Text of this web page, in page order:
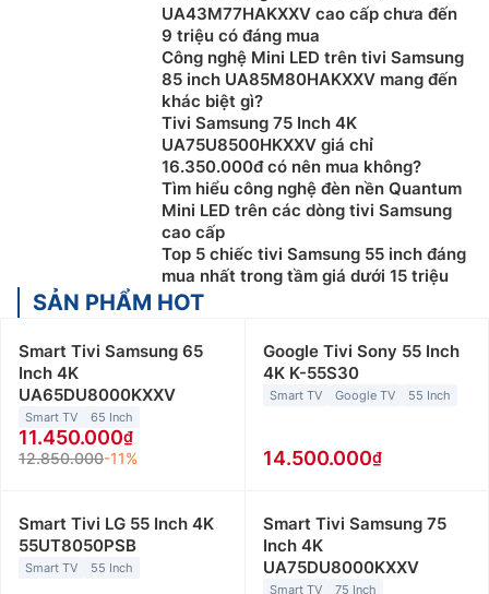
UA43M77HAKXXV cao cấp chưa đến
9 triệu có đáng mua
Công nghệ Mini LED trên tivi Samsung
85 inch UA85M80HAKXXV mang đến
khác biệt gì?
Tivi Samsung 75 Inch 4K
UA75U8500HKXXV giá chỉ
16.350.000đ có nên mua không?
Tìm hiểu công nghệ đèn nền Quantum
Mini LED trên các dòng tivi Samsung
cao cấp
Top 5 chiếc tivi Samsung 55 inch đáng
mua nhất trong tầm giá dưới 15 triệu
SẢN PHẨM HOT
Smart Tivi Samsung 65
Inch 4K
UA65DU8000KXXV
Smart TV 65 Inch
11.450.000
12.850.000-11%
Google Tivi Sony 55 Inch
4K K-55S30
Smart TV Google TV 55 Inch
14.500.000
Smart Tivi LG 55 Inch 4K
55UT8050PSB
Smart TV 55 Inch
Smart Tivi Samsung 75
Inch 4K
UA75DU8000KXXV
Smart TV 75 Inch